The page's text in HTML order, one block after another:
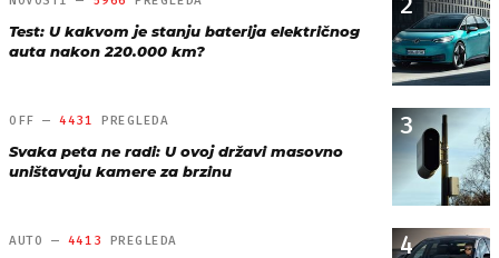
Test: U kakvom je stanju baterija električnog
auta nakon 220.000 km?
3
OFF —4431 PREGLEDA
Svaka peta ne radi: U ovoj državi masovno
uništavaju kamere za brzinu
4
AUTO — 4413 PREGLEDA